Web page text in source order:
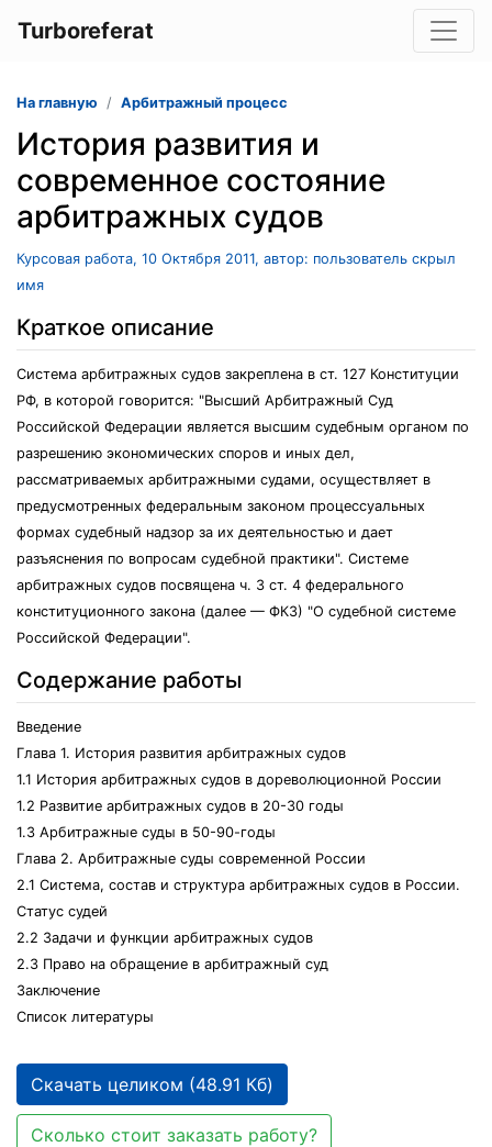
Turboreferat
На главную Арбитражный процесс
История развития и
современное состояние
арбитражных судов
Курсовая работа, 10 Октября 2011, автор: пользователь скрыл
имя
Краткое описание
Система арбитражных судов закреплена в ст. 127 Конституции
РФ, в которой говорится: "Высший Арбитражный Суд
Российской Федерации является высшим судебным органом по
разрешению экономических споров и иных дел,
рассматриваемых арбитражными судами, осуществляет в
предусмотренных федеральным законом процессуальных
формах судебный надзор за их деятельностью и дает
разъяснения по вопросам судебной практики". Системе
арбитражных судов посвящена ч. 3 ст. 4 федерального
конституционного закона (далее — ФКЗ) "О судебной системе
Российской Федерации".
Содержание работы
Введение
Глава 1. История развития арбитражных судов
1.1 История арбитражных судов в дореволюционной России
1.2 Развитие арбитражных судов в 20-30 годы
1.3 Арбитражные суды в 50-90-годы
Глава 2. Арбитражные суды современной России
2.1 Система, состав и структура арбитражных судов в России.
Статус судей
2.2 Задачи и функции арбитражных судов
2.3 Право на обращение в арбитражный суд
Заключение
Список литературы
Скачать целиком (48.91 Кб)
Сколько стоит заказать работу?